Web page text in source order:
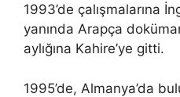
1993’de çalışmalarına
yanında Arapça
aylığına Kahire’ye gitti.
1995’de, Almanya’da